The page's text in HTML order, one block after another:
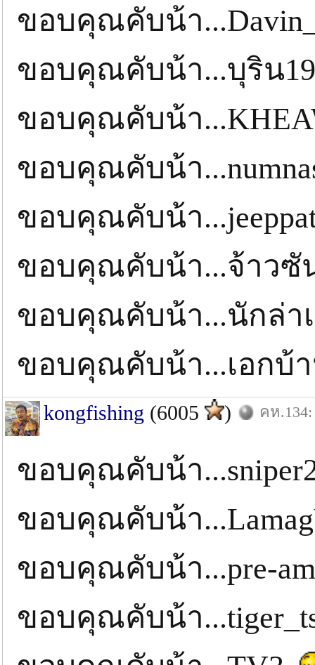
ขอบคุณคับน้า
ขอบคุณคับน้า...บุริน
ขอบคุณคับน้า
ขอบคุณคับน้า
ขอบคุณคับน้า
ขอบคุณคับน้า...จ้าว
ขอบคุณคับน้า...นักล่า
ขอบคุณคับน้า...เอกบ้
kongfishing (6005 ) คห
ขอบคุณคับน้า
ขอบคุณคับน้า
ขอบคุณคับน้า...pre-
ขอบคุณคับน้า